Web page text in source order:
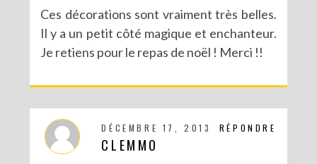
Ces décorations sont vraiment très belles.
Il y a un petit côté magique et enchanteur.
Je retiens pour le repas de noël ! Merci !!
RÉPONDRE
DÉCEMBRE 17, 2013
CLEMMO